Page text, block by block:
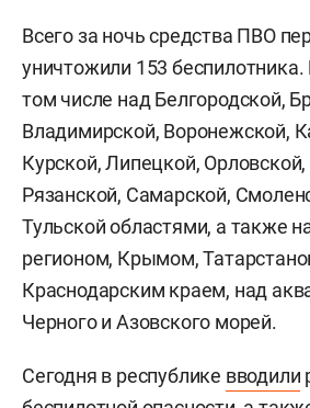
Всего за ночь средства ПВО
уничтожили 153
том числе над Белгородской,
Владимирской, Воронежской,
Курской, Липецкой, Орловской,
Рязанской, Самарской,
Тульской областями, а также
регионом, Крымом,
Краснодарским краем, над
Черного и Азовского морей.
Сегодня в республике вводили